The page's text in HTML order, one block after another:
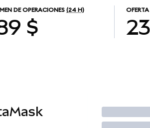
DE OPERACIONES (24 H)
$
Operar